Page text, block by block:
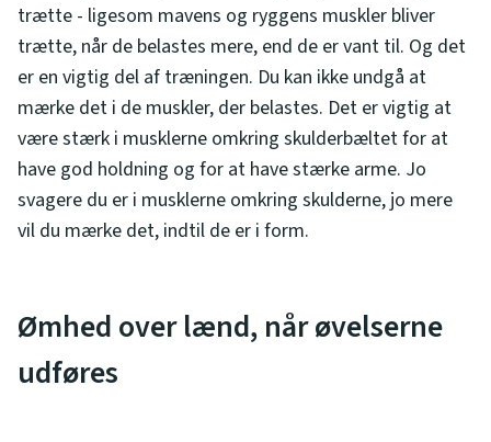
trætte - ligesom mavens og ryggens muskler bliver
trætte, når de belastes mere, end de er vant til. Og det
er en vigtig del af træningen. Du kan ikke undgå at
mærke det i de muskler, der belastes. Det er vigtig at
være stærk i musklerne omkring skulderbæltet for at
have god holdning og for at have stærke arme. Jo
svagere du er i musklerne omkring skulderne, jo mere
vil du mærke det, indtil de er i form.
Ømhed over lænd, når øvelserne
udføres